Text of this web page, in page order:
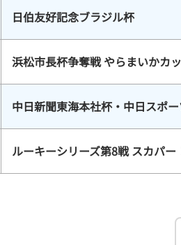
日伯友好記念ブラジル杯
浜松市長杯争奪戦 やらまいかカ
中日新聞東海本社杯・中日スポ
ルーキーシリーズ第8戦 スカパー